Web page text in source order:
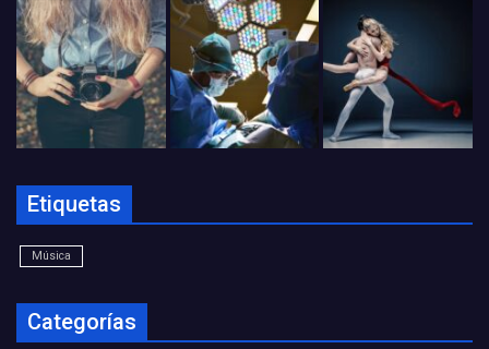
Etiquetas
Música
Categorías